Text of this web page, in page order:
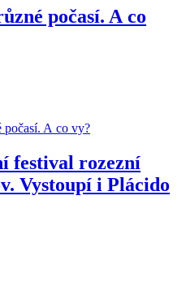
počasí. A co
festival rozezní
Vystoupí i Plácido